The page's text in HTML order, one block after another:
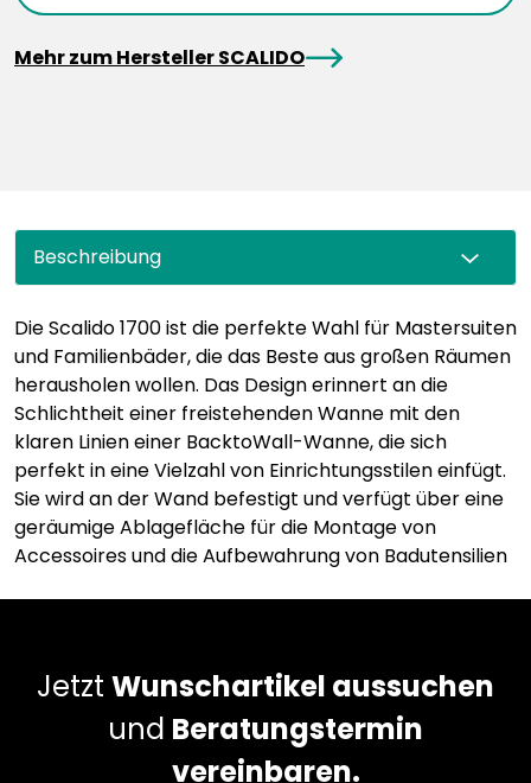
Mehr zum Hersteller SCALIDOarrowRight
Beschreibung
Die Scalido 1700 ist die perfekte Wahl für Mastersuiten
und Familienbäder, die das Beste aus großen Räumen
herausholen wollen. Das Design erinnert an die
Schlichtheit einer freistehenden Wanne mit den
klaren Linien einer BacktoWall-Wanne, die sich
perfekt in eine Vielzahl von Einrichtungsstilen einfügt.
Sie wird an der Wand befestigt und verfügt über eine
geräumige Ablagefläche für die Montage von
Accessoires und die Aufbewahrung von Badutensilien
Jetzt Wunschartikel aussuchen
und Beratungstermin
vereinbaren.